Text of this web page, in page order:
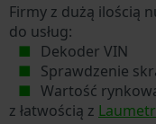
Firmy z dużą ilością
do usług:
Dekoder VIN
Sprawdzenie
Wartość
z łatwością z